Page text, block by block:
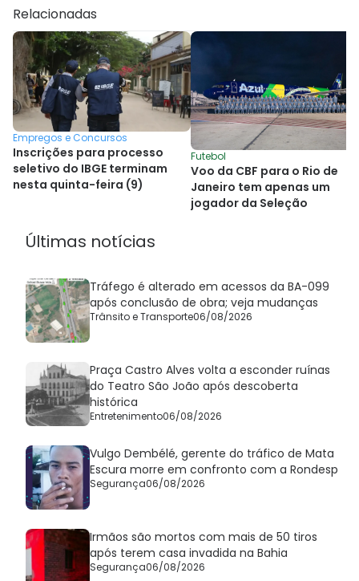
Relacionadas
Empregos e Concursos
Inscrições para processo
seletivo do IBGE terminam
nesta quinta-feira (9)
Futebol
Voo da CBF para o Rio de
Janeiro tem apenas um
jogador da Seleção
Últimas notícias
Tráfego é alterado em acessos da BA-099
após conclusão de obra; veja mudanças
Trânsito e Transporte06/08/2026
Praça Castro Alves volta a esconder ruínas
do Teatro São João após descoberta
histórica
Entretenimento06/08/2026
Vulgo Dembélé, gerente do tráfico de Mata
Escura morre em confronto com a Rondesp
Segurança06/08/2026
Irmãos são mortos com mais de 50 tiros
após terem casa invadida na Bahia
Segurança06/08/2026